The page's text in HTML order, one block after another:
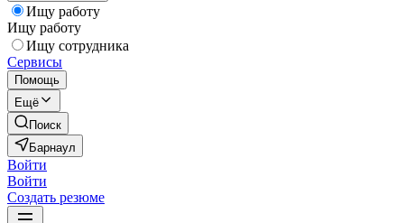
Ищу работу
Ищу работу
Ищу сотрудника
Сервисы
Помощь
Ещё
Поиск
Барнаул
Войти
Войти
Создать резюме